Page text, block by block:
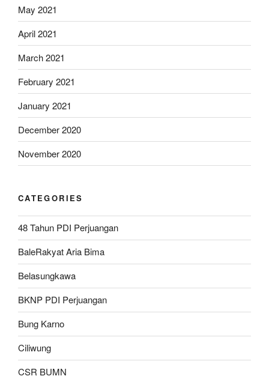
May 2021
April 2021
March 2021
February 2021
January 2021
December 2020
November 2020
CATEGORIES
48 Tahun PDI Perjuangan
BaleRakyat Aria Bima
Belasungkawa
BKNP PDI Perjuangan
Bung Karno
Ciliwung
CSR BUMN